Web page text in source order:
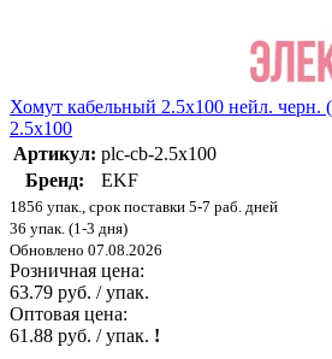
Хомут кабельный 2.5х100 нейл.
2.5x100
Артикул: plc-cb-2.5x100
Бренд:
EKF
1856 упак., срок поставки 5-7 раб. дней
36 упак. (1-3 дня)
Обновлено 07.08.2026
Розничная цена:
63.79 руб. / упак.
Оптовая цена:
61.88 руб. / упак. !